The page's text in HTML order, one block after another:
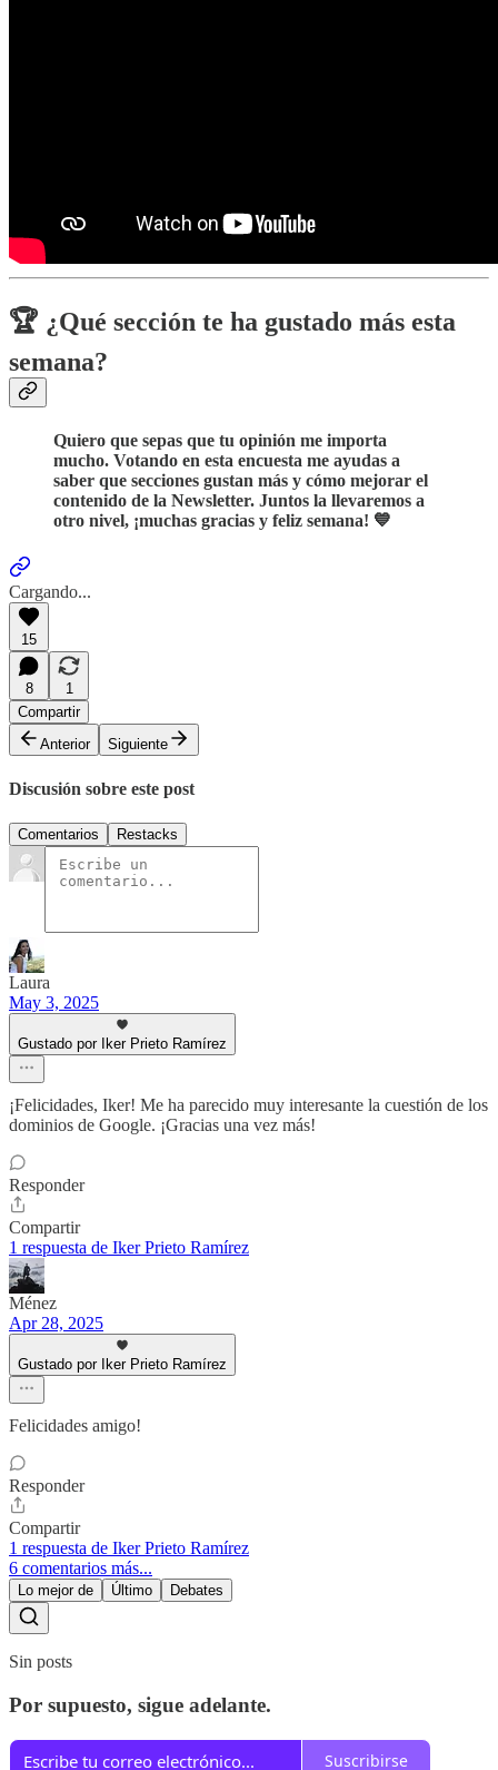
🏆 ¿Qué sección te ha gustado más esta
semana?
Quiero que sepas que tu opinión me importa
mucho. Votando en esta encuesta me ayudas a
saber que secciones gustan más y cómo mejorar el
contenido de la Newsletter. Juntos la llevaremos a
otro nivel, ¡muchas gracias y feliz semana! 💙
Cargando...
15
8
1
Compartir
Anterior
Siguiente
Discusión sobre este post
Comentarios Restacks
Laura
May 3, 2025
Gustado por Iker Prieto Ramírez
¡Felicidades, Iker! Me ha parecido muy interesante la cuestión de los
dominios de Google. ¡Gracias una vez más!
Responder
Compartir
1 respuesta de Iker Prieto Ramírez
Ménez
Apr 28, 2025
Gustado por Iker Prieto Ramírez
Felicidades amigo!
Responder
Compartir
1 respuesta de Iker Prieto Ramírez
6 comentarios más...
Lo mejor de Último Debates
Sin posts
Por supuesto, sigue adelante.
Suscribirse